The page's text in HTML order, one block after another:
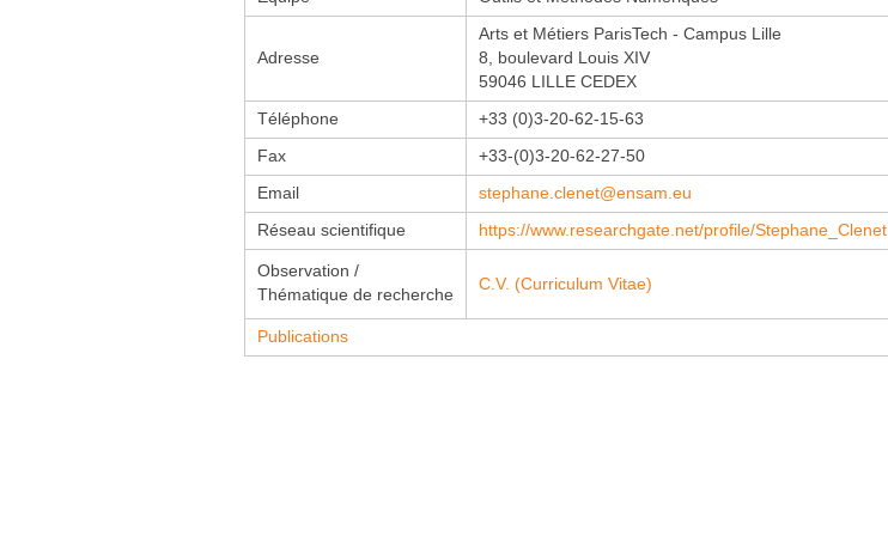
Adresse
Arts et Métiers ParisTech - Campus Lille
8, boulevard Louis XIV
59046 LILLE CEDEX
Téléphone +33 (0)3-20-62-15-63
Fax +33-(0)3-20-62-27-50
Email stephane.clenet@ensam.eu
Réseau scientifique https://www.researchgate.net/profile/Stephane_Clenet
Observation /
Thématique de recherche
C.V. (Curriculum Vitae)
Publications